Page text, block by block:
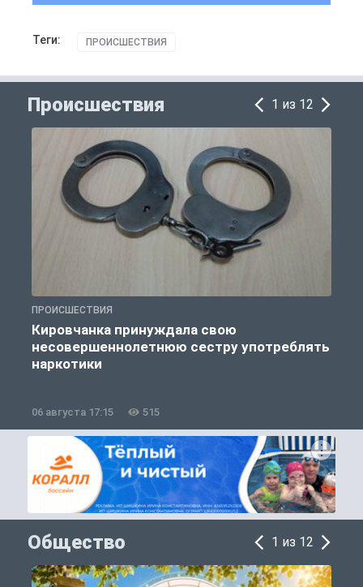
Теги: ПРОИСШЕСТВИЯ
Происшествия 1 из 12
ПРОИСШЕСТВИЯ
Кировчанка принуждала свою
несовершеннолетнюю сестру употреблять
наркотики
06 августа 17:15 515
Общество 1 из 12